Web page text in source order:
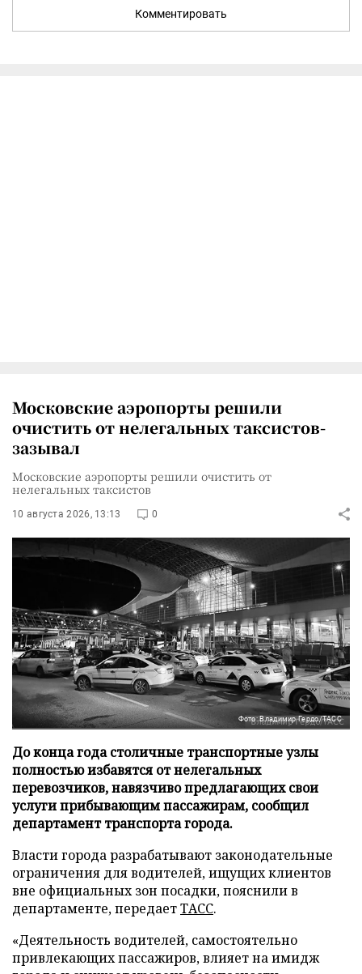
Комментировать
Московские аэропорты решили
очистить от нелегальных таксистов-
зазывал
Московские аэропорты решили очистить от
нелегальных таксистов
10 августа 2026, 13:13 0
Фото: Владимир Гердо/ТАСС
До конца года столичные транспортные узлы
полностью избавятся от нелегальных
перевозчиков, навязчиво предлагающих свои
услуги прибывающим пассажирам, сообщил
департамент транспорта города.
Власти города разрабатывают законодательные
ограничения для водителей, ищущих клиентов
вне официальных зон посадки, пояснили в
департаменте, передаетТАСС.
«Деятельность водителей, самостоятельно
привлекающих пассажиров, влияет на имидж